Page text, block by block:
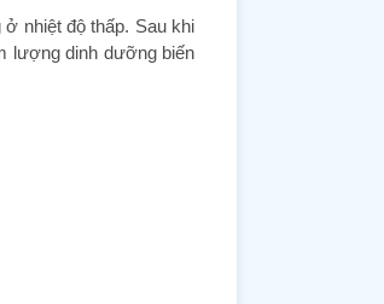
nhiệt độ thấp. Sau khi
lượng dinh dưỡng biến